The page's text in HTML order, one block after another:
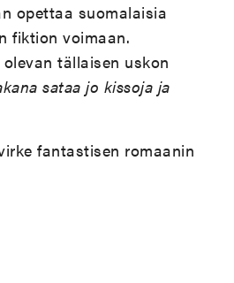
opettaa suomalaisia
fiktion voimaan.
tällaisen uskon
sataa jo kissoja ja
fantastisen romaanin